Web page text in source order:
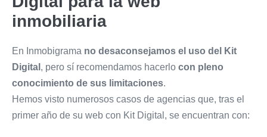
inmobiliaria
En Inmobigrama no desaconsejamos el uso del Kit
Digital , pero sí recomendamos hacerlo con pleno
conocimiento de sus limitaciones.
Hemos visto numerosos casos de agencias que, tras el
primer año de su web con Kit Digital, se encuentran con: